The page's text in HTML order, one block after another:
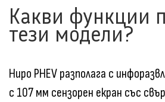
Какви функции
тези модели?
Ниро PHEV разполага с
с 107 мм сензорен екран със